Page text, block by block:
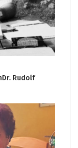
Rudolf